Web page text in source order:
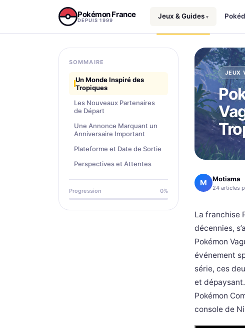
Pokémon France
DEPUIS 1999
Jeux & Guides ▾
SOMMAIRE
Un Monde Inspiré des
Tropiques
Les Nouveaux Partenaires
de Départ
Une Annonce Marquant un
Anniversaire Important
Plateforme et Date de Sortie
Perspectives et Attentes
Progression 0%
JEUX
M Motisma
24 articles
La franchise
décennies,
Pokémon
événement
série, ces
et
Pokémon
console de